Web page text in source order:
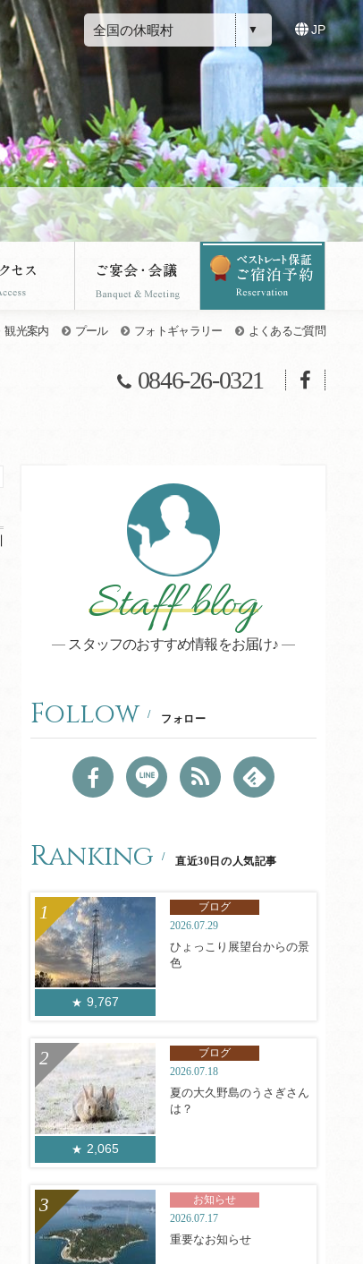
全国の休暇村 JP
観光案内 プール フォトギャラリー よくあるご質問
0846-26-0321
Staff blog
スタッフのおすすめ情報をお届け♪
Follow フォロー
Ranking 直近30日の人気記事
9,767
ブログ
2026.07.29
ひょっこり展望台からの景
色
2,065
ブログ
2026.07.18
夏の大久野島のうさぎさん
は？
お知らせ
2026.07.17
重要なお知らせ